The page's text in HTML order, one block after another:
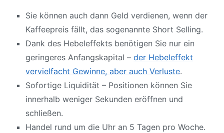
Sie können auch dann Geld verdienen, wenn der
Kaffeepreis fällt, das sogenannte Short Selling.
Dank des Hebeleffekts benötigen Sie nur ein
geringeres Anfangskapital – der Hebeleffekt
vervielfacht Gewinne, aber auch Verluste.
Sofortige Liquidität – Positionen können Sie
innerhalb weniger Sekunden eröffnen und
schließen.
Handel rund um die Uhr an 5 Tagen pro Woche.